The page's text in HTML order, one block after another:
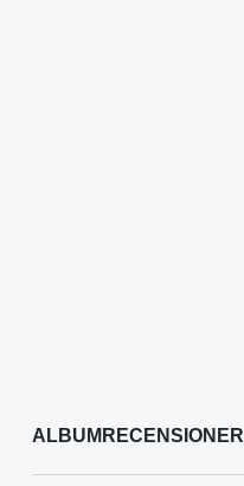
ALBUMRECENSIONER